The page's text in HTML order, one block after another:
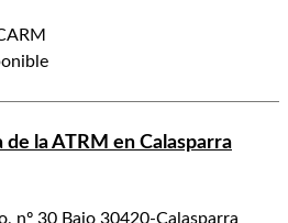
la ATRM en Calasparra
nº 30 Bajo 30420-Calasparra